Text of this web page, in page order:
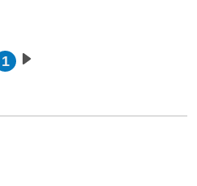
1 Next page